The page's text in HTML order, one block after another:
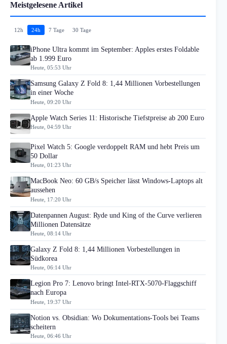
Meistgelesene Artikel
12h 24h 7 Tage 30 Tage
iPhone Ultra kommt im September: Apples erstes Foldable
ab 1.999 Euro
Heute, 05:53 Uhr
Samsung Galaxy Z Fold 8: 1,44 Millionen Vorbestellungen
in einer Woche
Heute, 09:20 Uhr
Apple Watch Series 11: Historische Tiefstpreise ab 200 Euro
Heute, 04:59 Uhr
Pixel Watch 5: Google verdoppelt RAM und hebt Preis um
50 Dollar
Heute, 01:23 Uhr
MacBook Neo: 60 GB/s Speicher lässt Windows-Laptops alt
aussehen
Heute, 17:20 Uhr
Datenpannen August: Ryde und King of the Curve verlieren
Millionen Datensätze
Heute, 08:14 Uhr
Galaxy Z Fold 8: 1,44 Millionen Vorbestellungen in
Südkorea
Heute, 06:14 Uhr
Legion Pro 7: Lenovo bringt Intel-RTX-5070-Flaggschiff
nach Europa
Heute, 19:37 Uhr
Notion vs. Obsidian: Wo Dokumentations-Tools bei Teams
scheitern
Heute, 06:46 Uhr